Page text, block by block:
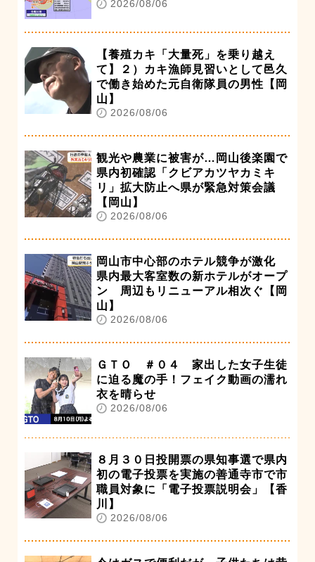
2026/08/06
【養殖カキ「大量死」を乗り越え
て】２）カキ漁師見習いとして邑久
で働き始めた元自衛隊員の男性【岡
山】
2026/08/06
観光や農業に被害が…岡山後楽園で
県内初確認「クビアカツヤカミキ
リ」拡大防止へ県が緊急対策会議
【岡山】
2026/08/06
岡山市中心部のホテル競争が激化
県内最大客室数の新ホテルがオープ
ン 周辺もリニューアル相次ぐ【岡
山】
2026/08/06
ＧＴＯ ＃０４ 家出した女子生徒
に迫る魔の手！フェイク動画の濡れ
衣を晴らせ
2026/08/06
８月３０日投開票の県知事選で県内
初の電子投票を実施の善通寺市で市
職員対象に「電子投票説明会」【香
川】
2026/08/06